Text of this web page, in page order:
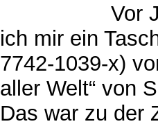
Vor
ich mir ein
7742-1039-x)
aller Welt“ von
Das war zu der